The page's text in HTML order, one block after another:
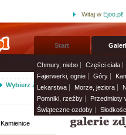
Witaj w Ejoo.pl!
Start
Chmury, niebo
Części ciała
Fajerwerki, ognie
Góry
Lekarstwa
Morze, jeziora
Pomniki, rzeźby
Przedmioty
Świąteczne ozdoby
Wybierz życzenia imieninowe i wyślij
Kamienice